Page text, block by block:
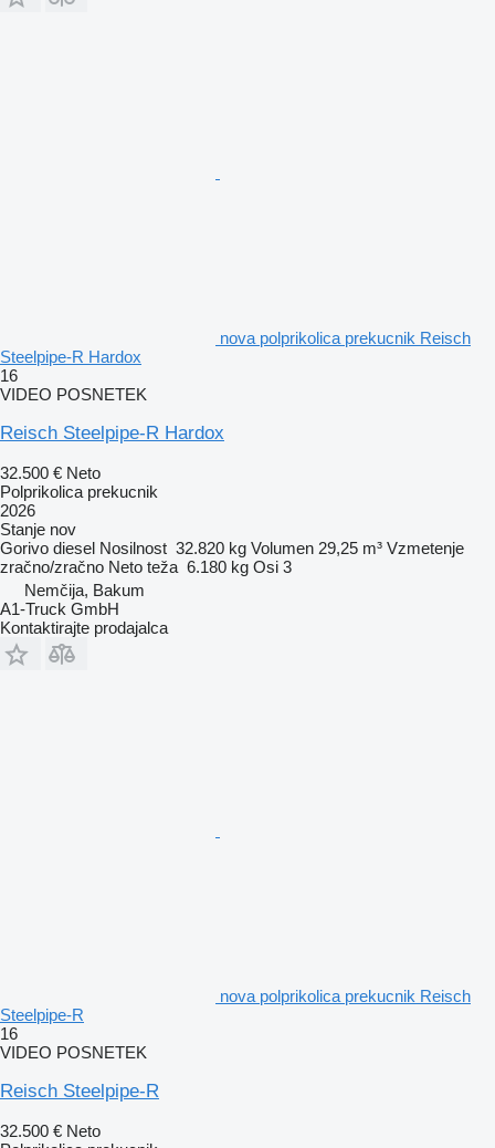
nova polprikolica prekucnik Reisch
Steelpipe-R Hardox
16
VIDEO POSNETEK
Reisch Steelpipe-R Hardox
32.500 € Neto
Polprikolica prekucnik
2026
Stanje nov
Gorivo diesel Nosilnost 32.820 kg Volumen 29,25 m³ Vzmetenje
zračno/zračno Neto teža 6.180 kg Osi 3
Nemčija, Bakum
A1-Truck GmbH
Kontaktirajte prodajalca
nova polprikolica prekucnik Reisch
Steelpipe-R
16
VIDEO POSNETEK
Reisch Steelpipe-R
32.500 € Neto